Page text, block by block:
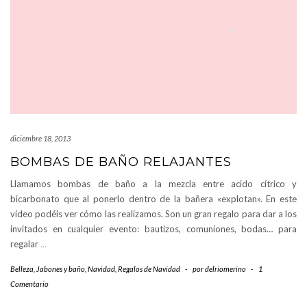
diciembre 18, 2013
BOMBAS DE BAÑO RELAJANTES
Llamamos bombas de baño a la mezcla entre acido cítrico y
bicarbonato que al ponerlo dentro de la bañera «explotan». En este
vídeo podéis ver cómo las realizamos. Son un gran regalo para dar a los
invitados en cualquier evento: bautizos, comuniones, bodas… para
regalar …
Belleza Jabones y baño Navidad Regalos de Navidad - pordelriomerino -
1
Comentario